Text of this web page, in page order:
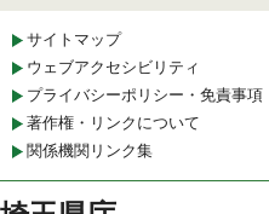
サイトマップ
ウェブアクセシビリティ
プライバシーポリシー・免責事項
著作権・リンクについて
関係機関リンク集